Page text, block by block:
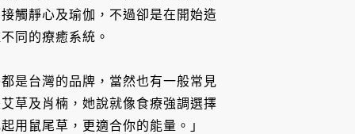
觸靜心及瑜伽，不過卻是在開始造
同的療癒系統。
是台灣的品牌，當然也有一般常見
草及肖楠，她說就像食療強調選擇
用鼠尾草，更適合你的能量。」